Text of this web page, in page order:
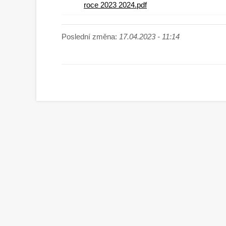
roce 2023 2024.pdf
Poslední změna: 17.04.2023 - 11:14